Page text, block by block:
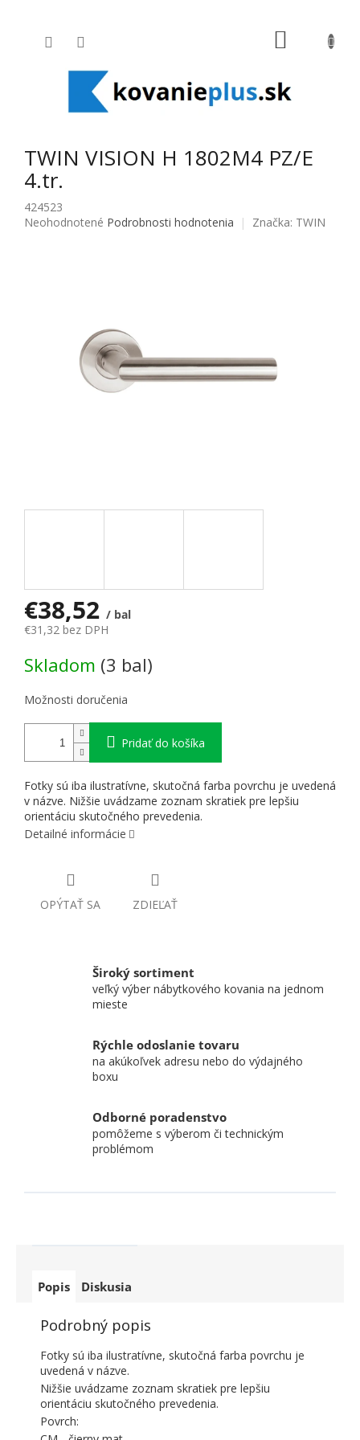
TWIN VISION H 1802M4 PZ/E
4.tr.
424523
Priemerné hodnotenie produktu je 0,0 z 5 hviezdičiek.
Neohodnotené Podrobnosti hodnotenia Značka: TWIN
€38,52 / bal
€31,32 bez DPH
Skladom (3 bal)
Možnosti doručenia
Pridať do košíka
Fotky sú iba ilustratívne, skutočná farba povrchu je uvedená
v názve. Nižšie uvádzame zoznam skratiek pre lepšiu
orientáciu skutočného prevedenia.
Detailné informácie
OPÝTAŤ SA ZDIEĽAŤ
Široký sortiment
veľký výber nábytkového kovania na jednom
mieste
Rýchle odoslanie tovaru
na akúkoľvek adresu nebo do výdajného
boxu
Odborné poradenstvo
pomôžeme s výberom či technickým
problémom
Popis Diskusia
Podrobný popis
Fotky sú iba ilustratívne, skutočná farba povrchu je
uvedená v názve.
Nižšie uvádzame zoznam skratiek pre lepšiu
orientáciu skutočného prevedenia.
Povrch: